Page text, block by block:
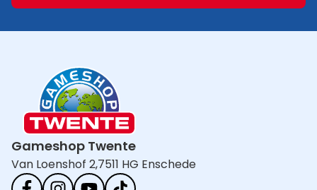
Gameshop Twente
Van Loenshof 2,7511 HG Enschede